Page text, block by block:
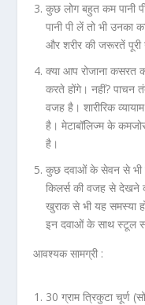
कुछ लोग बहुत कम पानी
पानी पी लें तो भी उनका
और शरीर की जरूरतें पूरी
क्या आप रोजाना कसरत
करते होंगे। नहीं? पाचन
वजह है। शारीरिक
है। मेटाबॉलिज्म के
है।
कुछ दवाओं के सेवन से भी
किलर्स की वजह से देखने
खुराक से भी यह समस्या
इन दवाओं के साथ स्टूल
आवश्यक सामग्री :
30 ग्राम त्रिकुटा चूर्ण